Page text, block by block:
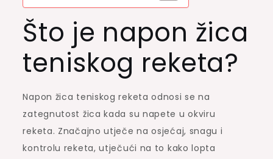
Što je napon žica
teniskog reketa?
Napon žica teniskog reketa odnosi se na
zategnutost žica kada su napete u okviru
reketa. Značajno utječe na osjećaj, snagu i
kontrolu reketa, utječući na to kako lopta